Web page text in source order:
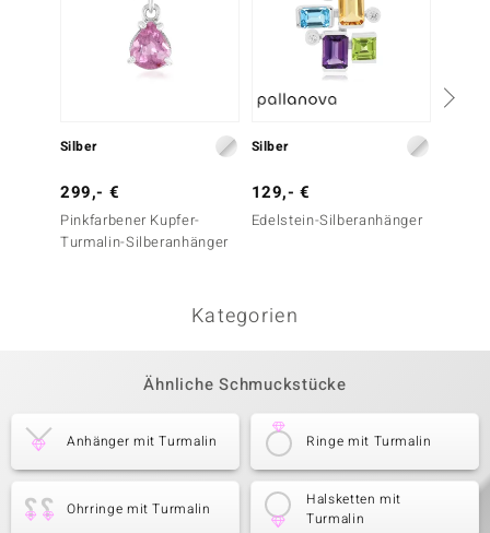
Silber
299,- €
Pinkfarbener Kupfer-
Turmalin-Silberanhänger
Silber
129,- €
Edelstein-Silberanhänger
Kategorien
Ähnliche Schmuckstücke
Anhänger mit Turmalin Ringe mit Turmalin
Ohrringe mit Turmalin
Halsketten mit
Turmalin